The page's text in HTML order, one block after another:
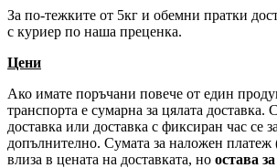
За по-тежките от 5кг и обемни пратки
с куриер по наша преценка.
Цени
Ако имате поръчани повече от един
транспорта е сумарна за цялата доставка.
доставка или доставка с фиксиран час се
допълнително. Сумата за наложен платеж
влиза в цената на доставката, но остава